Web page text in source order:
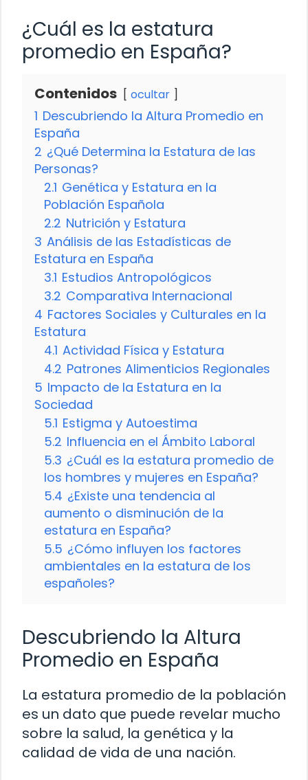
¿Cuál es la estatura
promedio en España?
Contenidos ocultar
1 Descubriendo la Altura Promedio en
España
2 ¿Qué Determina la Estatura de las
Personas?
2.1 Genética y Estatura en la
Población Española
2.2 Nutrición y Estatura
3 Análisis de las Estadísticas de
Estatura en España
3.1 Estudios Antropológicos
3.2 Comparativa Internacional
4 Factores Sociales y Culturales en la
Estatura
4.1 Actividad Física y Estatura
4.2 Patrones Alimenticios Regionales
5 Impacto de la Estatura en la
Sociedad
5.1 Estigma y Autoestima
5.2 Influencia en el Ámbito Laboral
5.3 ¿Cuál es la estatura promedio de
los hombres y mujeres en España?
5.4 ¿Existe una tendencia al
aumento o disminución de la
estatura en España?
5.5 ¿Cómo influyen los factores
ambientales en la estatura de los
españoles?
Descubriendo la Altura
Promedio en España
La estatura promedio de la población
es un dato que puede revelar mucho
sobre la salud, la genética y la
calidad de vida de una nación.